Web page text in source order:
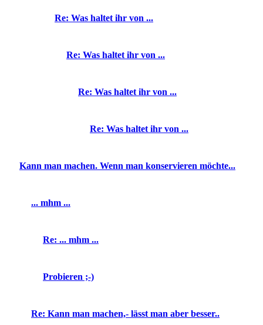
Re: Was haltet ihr von ...
Re: Was haltet ihr von ...
Re: Was haltet ihr von ...
Re: Was haltet ihr von ...
Kann man machen. Wenn man konservieren möchte...
... mhm ...
Re: ... mhm ...
Probieren ;-)
Re: Kann man machen,- lässt man aber besser..